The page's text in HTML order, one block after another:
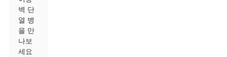
벽 단
열 병
을 만
나보
세요